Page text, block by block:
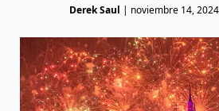
Derek Saul | noviembre 14,